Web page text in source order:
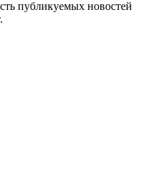
публикуемых новостей